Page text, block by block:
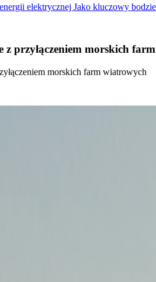
elektrycznej Jako kluczowy
z przyłączeniem morskich
morskich farm wiatrowych